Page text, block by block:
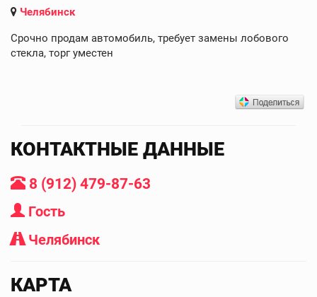
Челябинск
Срочно продам автомобиль, требует замены лобового
стекла, торг уместен
КОНТАКТНЫЕ ДАННЫЕ
8 (912) 479-87-63
Гость
Челябинск
КАРТА